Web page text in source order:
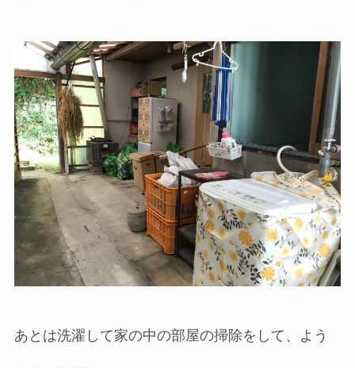
あとは洗濯して家の中の部屋の掃除をして、よう